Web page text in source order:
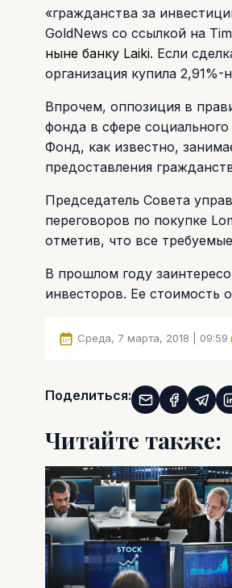
«гражданства за
GoldNews со ссылкой на
ныне банку Laiki. Если
организация купила
Впрочем, оппозиция в
фонда в сфере
Фонд, как известно,
предоставления
Председатель Совета
переговоров по покупке
отметив, что все
В прошлом году
инвесторов. Ее стоимость
Среда, 7 марта, 2018 | 09:59
Поделиться:
Читайте также: